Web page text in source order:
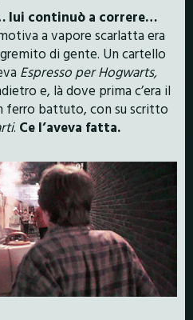
lui continuò a correre…
a vapore scarlatta era
di gente. Un cartello
Espresso per Hogwarts,
e, là dove prima c’era il
ferro battuto, con su scritto
. Ce l’aveva fatta.